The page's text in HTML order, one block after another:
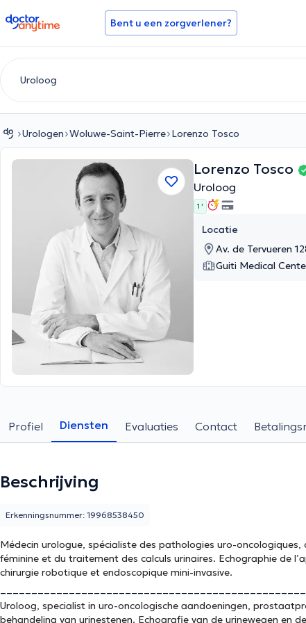
doctoranytime Bent u een zorgverlener?
Urologen Woluwe-Saint-Pierre Lorenzo Tosco
Lorenzo Tosco
Uroloog
1 '
Locatie
Av. de Tervueren
Guiti Medical
Profiel Diensten Evaluaties Contact
Beschrijving
Médecin urologue, spécialiste des pathologies uro-
féminine et du traitement des calculs urinaires. Echographie de
chirurgie robotique et endoscopique mini-invasive.
Uroloog, specialist in uro-oncologische aandoeningen,
behandeling van urinestenen. Echografie van de urinewegen en
Erkenningsnummer: 19968538450